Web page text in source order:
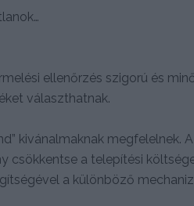
ellenőrzés szigorú és
választhatnak.
kivánalmaknak megfelelnek.
csökkentse a telepítési
a különböző